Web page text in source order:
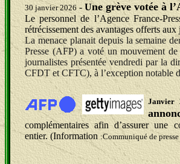
30 janvier 2026 - Une grève votée à
Le personnel de l’Agence France-
rétrécissement des avantages offerts
La menace planait depuis la semaine
Presse (AFP) a voté un mouvement
journalistes présentée vendredi par la
CFDT et CFTC), à l’exception notable
Janvier
complémentaires afin d’assurer
entier. (Information :Communiqué de presse